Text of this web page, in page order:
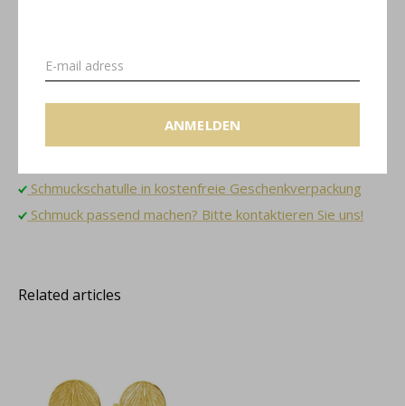
ANMELDEN
Grössentabelle
Schmuckschatulle in kostenfreie Geschenkverpackung
Schmuck passend machen? Bitte kontaktieren Sie uns!
Related articles